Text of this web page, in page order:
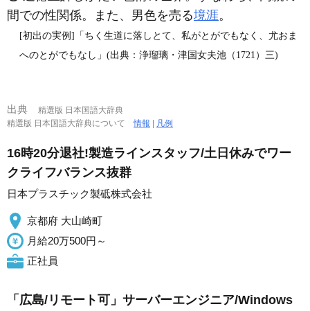
間での性関係。また、男色を売る境涯。
[初出の実例]「ちく生道に落しとて、私がとがでもなく、尤おま
へのとがでもなし」(出典：浄瑠璃・津国女夫池（1721）三)
出典
精選版 日本国語大辞典
精選版 日本国語大辞典について情報 | 凡例
16時20分退社!製造ラインスタッフ/土日休みでワー
クライフバランス抜群
日本プラスチック製砥株式会社
京都府 大山崎町
月給20万500円～
正社員
「広島/リモート可」サーバーエンジニア/Windows